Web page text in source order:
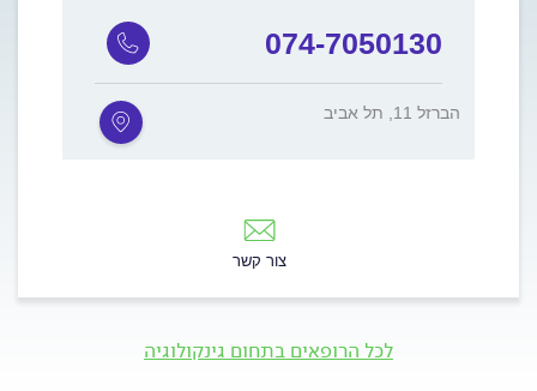
074-7050130
הברזל 11, תל אביב
צור קשר
לכל הרופאים בתחום גינקולוגיה